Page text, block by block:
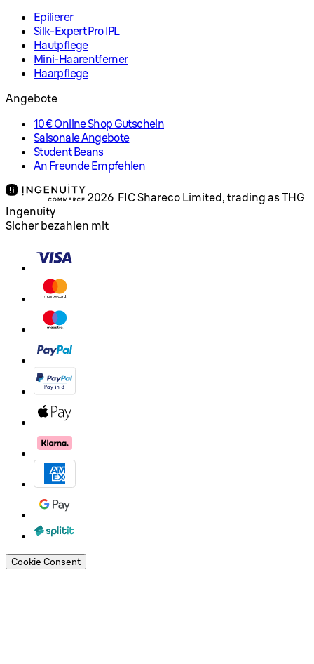
Epilierer
Silk-Expert Pro IPL
Hautpflege
Mini-Haarentferner
Haarpflege
Angebote
10€ Online Shop Gutschein
Saisonale Angebote
Student Beans
An Freunde Empfehlen
2026 FIC Shareco Limited, trading as THG
Ingenuity
Sicher bezahlen mit
Cookie Consent